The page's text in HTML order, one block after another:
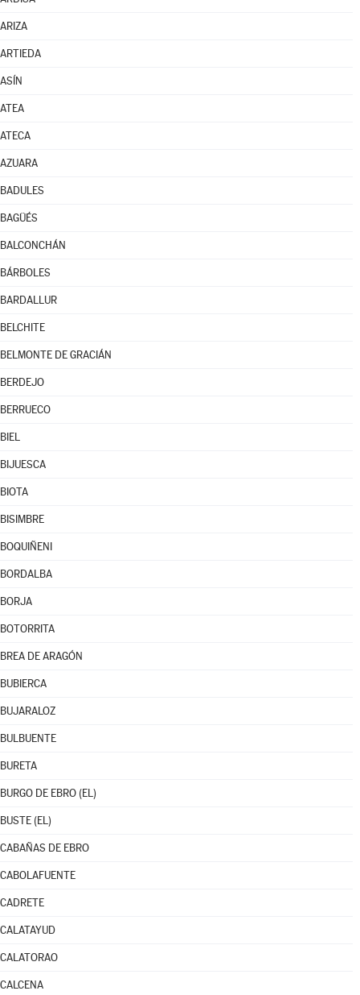
ARIZA
ARTIEDA
ASÍN
ATEA
ATECA
AZUARA
BADULES
BAGÜÉS
BALCONCHÁN
BÁRBOLES
BARDALLUR
BELCHITE
BELMONTE DE GRACIÁN
BERDEJO
BERRUECO
BIEL
BIJUESCA
BIOTA
BISIMBRE
BOQUIÑENI
BORDALBA
BORJA
BOTORRITA
BREA DE ARAGÓN
BUBIERCA
BUJARALOZ
BULBUENTE
BURETA
BURGO DE EBRO (EL)
BUSTE (EL)
CABAÑAS DE EBRO
CABOLAFUENTE
CADRETE
CALATAYUD
CALATORAO
CALCENA